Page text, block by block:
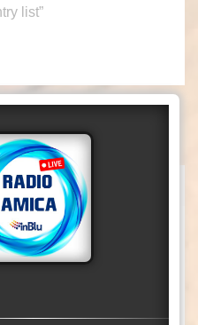
list”
tre morti tra cui un bambin
– Notte di
cui un bambino, secondo